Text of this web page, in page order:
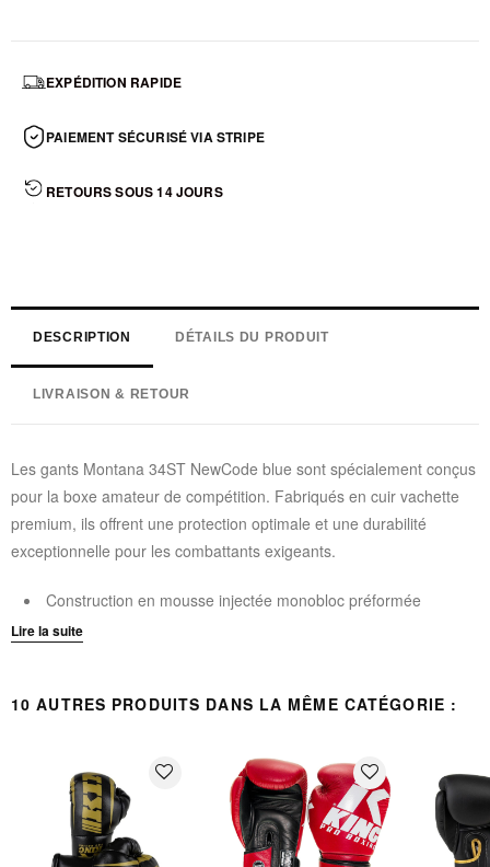
EXPÉDITION RAPIDE
PAIEMENT SÉCURISÉ VIA STRIPE
RETOURS SOUS 14 JOURS
DESCRIPTION DÉTAILS DU PRODUIT
LIVRAISON & RETOUR
Les gants Montana 34ST NewCode blue sont spécialement conçus
pour la boxe amateur de compétition. Fabriqués en cuir vachette
premium, ils offrent une protection optimale et une durabilité
exceptionnelle pour les combattants exigeants.
Construction en mousse injectée monobloc préformée
"INJECT' PROTECT" pour une protection renforcée
Paume en cuir avec aération pour une meilleure ventilation
Coloris bleu professionnel
Lire la suite
10 AUTRES PRODUITS DANS LA MÊME CATÉGORIE :
favorite_border favorite_border